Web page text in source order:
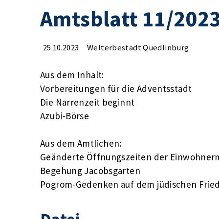
Amtsblatt 11/
25.10.2023 Welterbestadt Quedlinburg
Aus dem Inhalt:
Vorbereitungen für die Adventsstadt
Die Narrenzeit beginnt
Azubi-Börse
Aus dem Amtlichen:
Geänderte Öffnungszeiten der
Begehung Jacobsgarten
Pogrom-Gedenken auf dem jüdischen